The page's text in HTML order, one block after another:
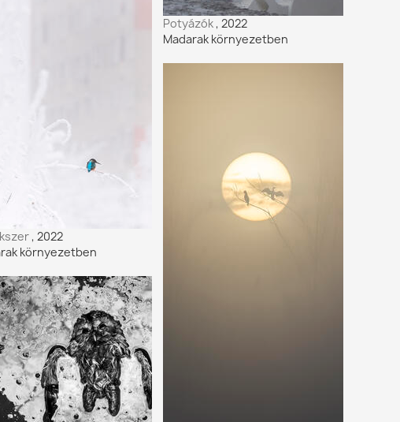
, 2022
környezetben
Potyázók, 2022
Madarak környezetben